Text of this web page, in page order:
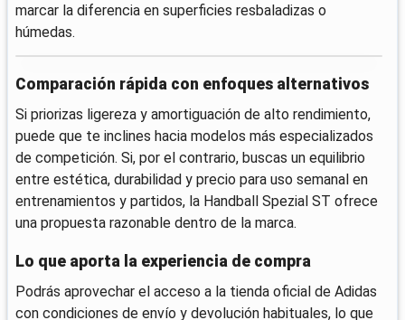
marcar la diferencia en superficies resbaladizas o
húmedas.
Comparación rápida con enfoques alternativos
Si priorizas ligereza y amortiguación de alto rendimiento,
puede que te inclines hacia modelos más especializados
de competición. Si, por el contrario, buscas un equilibrio
entre estética, durabilidad y precio para uso semanal en
entrenamientos y partidos, la Handball Spezial ST ofrece
una propuesta razonable dentro de la marca.
Lo que aporta la experiencia de compra
Podrás aprovechar el acceso a la tienda oficial de Adidas
con condiciones de envío y devolución habituales, lo que